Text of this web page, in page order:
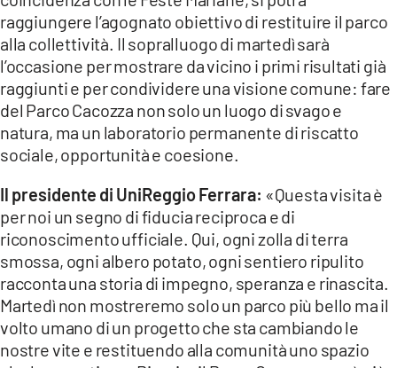
raggiungere l’agognato obiettivo di restituire il parco
alla collettività. Il sopralluogo di martedì sarà
l’occasione per mostrare da vicino i primi risultati già
raggiunti e per condividere una visione comune: fare
del Parco Cacozza non solo un luogo di svago e
natura, ma un laboratorio permanente di riscatto
sociale, opportunità e coesione.
Il presidente di UniReggio Ferrara: «Questa visita è
per noi un segno di fiducia reciproca e di
riconoscimento ufficiale. Qui, ogni zolla di terra
smossa, ogni albero potato, ogni sentiero ripulito
racconta una storia di impegno, speranza e rinascita.
Martedì non mostreremo solo un parco più bello ma il
volto umano di un progetto che sta cambiando le
nostre vite e restituendo alla comunità uno spazio